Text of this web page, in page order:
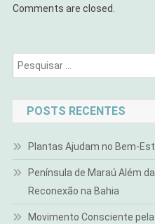
Comments are closed.
POSTS RECENTES
Plantas Ajudam no Bem-
Península de Maraú Além
Reconexão na Bahia
Movimento Consciente